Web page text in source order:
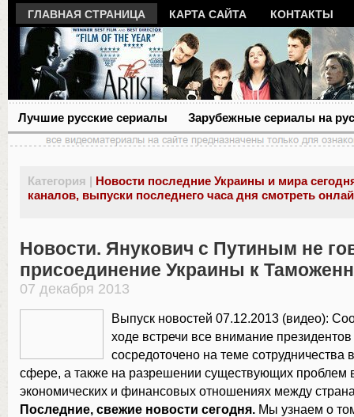
ГЛАВНАЯ СТРАНИЦА КАРТА САЙТА КОНТАКТЫ
Лучшие русские сериалы Зарубежные сериалы на
Категория | Новости последние Украины и мира
каналов, выпуски последнего часа дня смотреть
Новости. Янукович c Путиным не
присоединение Украины к
07 декабря 2013
Выпуск новостей 07.12.2013 (видео):
ходе встречи все внимание
сосредоточено на теме сотрудничества
сфере, а также на разрешении существующих проблем
экономических и финансовых отношениях между
Последние, свежие новости сегодня. Мы узнаем о